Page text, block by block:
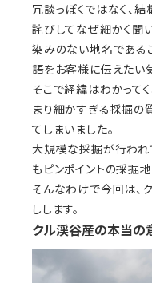
冗談っぽくではなく、
詫びしてなぜ細かく聞
染みのない地名である
語をお客様に伝えたい
そこで経緯はわかって
まり細かすぎる採掘の
てしまいました。
大規模な採掘が行われ
もピンポイントの採掘
そんなわけで今回は、
しします。
クル渓谷産の本当の